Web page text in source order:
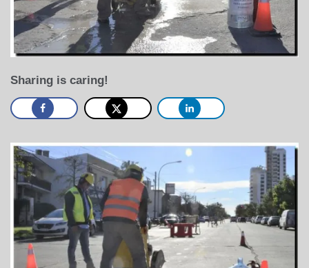
Sharing is caring!